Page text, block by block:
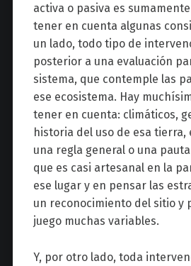
activa o pasiva es
tener en cuenta algunas
un lado, todo tipo de
posterior a una evaluación
sistema, que contemple las
ese ecosistema. Hay
tener en cuenta: climáticos,
historia del uso de esa tierra,
una regla general o una
que es casi artesanal en la
ese lugar y en pensar las
un reconocimiento del sitio y
juego muchas variables.
Y, por otro lado, toda